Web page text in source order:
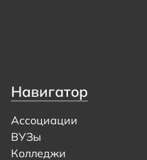
Навигатор
Ассоциации
ВУЗы
Колледжи